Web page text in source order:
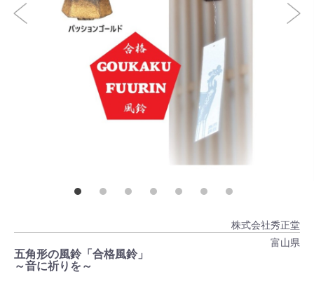
株式会社秀正堂
富山県
五角形の風鈴「合格風鈴」
～音に祈りを～